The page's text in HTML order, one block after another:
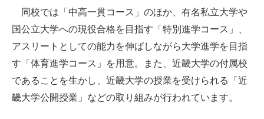
同校では「中高一貫コース」のほか、有名私立大学や
国公立大学への現役合格を目指す「特別進学コース」、
アスリートとしての能力を伸ばしながら大学進学を目指
す「体育進学コース」を用意。また、近畿大学の付属校
であることを生かし、近畿大学の授業を受けられる「近
畿大学公開授業」などの取り組みが行われています。